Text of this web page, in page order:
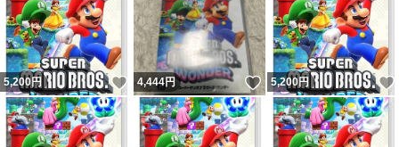
5,200 円 いいね！
4,444円 いいね！
5,200 円